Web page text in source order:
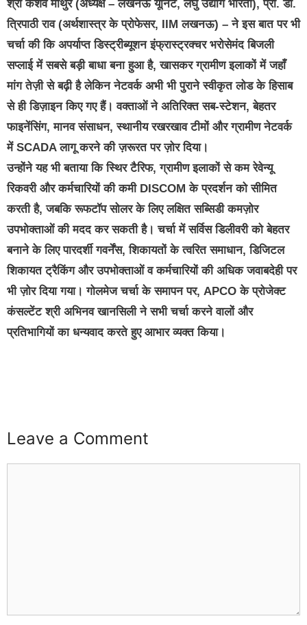
श्री केशव माथुर (अध्यक्ष – लखनऊ यूनिट, लघु उद्योग भारती), प्रो. डी.
त्रिपाठी राव (अर्थशास्त्र के प्रोफेसर, IIM लखनऊ) – ने इस बात पर भी
चर्चा की कि अपर्याप्त डिस्ट्रीब्यूशन इंफ्रास्ट्रक्चर भरोसेमंद बिजली
सप्लाई में सबसे बड़ी बाधा बना हुआ है, खासकर ग्रामीण इलाकों में जहाँ
मांग तेज़ी से बढ़ी है लेकिन नेटवर्क अभी भी पुराने स्वीकृत लोड के हिसाब
से ही डिज़ाइन किए गए हैं। वक्ताओं ने अतिरिक्त सब-स्टेशन, बेहतर
फाइनेंसिंग, मानव संसाधन, स्थानीय रखरखाव टीमों और ग्रामीण नेटवर्क
में SCADA लागू करने की ज़रूरत पर ज़ोर दिया।
उन्होंने यह भी बताया कि स्थिर टैरिफ, ग्रामीण इलाकों से कम रेवेन्यू
रिकवरी और कर्मचारियों की कमी DISCOM के प्रदर्शन को सीमित
करती है, जबकि रूफटॉप सोलर के लिए लक्षित सब्सिडी कमज़ोर
उपभोक्ताओं की मदद कर सकती है। चर्चा में सर्विस डिलीवरी को बेहतर
बनाने के लिए पारदर्शी गवर्नेंस, शिकायतों के त्वरित समाधान, डिजिटल
शिकायत ट्रैकिंग और उपभोक्ताओं व कर्मचारियों की अधिक जवाबदेही पर
भी ज़ोर दिया गया। गोलमेज चर्चा के समापन पर, APCO के प्रोजेक्ट
कंसल्टेंट श्री अभिनव खानसिली ने सभी चर्चा करने वालों और
प्रतिभागियों का धन्यवाद करते हुए आभार व्यक्त किया।
Leave a Comment